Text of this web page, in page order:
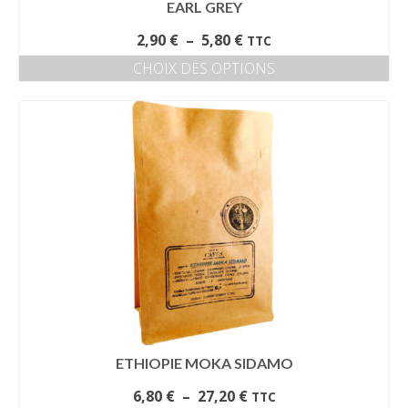
EARL GREY
2,90 € – 5,80 €Plage
de
prix :
à
TTC
CHOIX DES OPTIONS
produit
a
variations.
options
peuvent
être
choisies
sur
la
page
du
ETHIOPIE MOKA SIDAMO
6,80 € – 27,20 €Plage
TTC